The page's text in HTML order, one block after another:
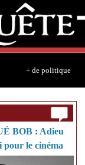
+ de politique
BOB : Adieu
pour le cinéma